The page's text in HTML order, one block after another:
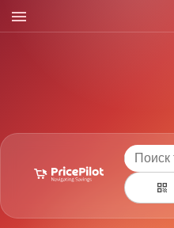
menu
qr_code